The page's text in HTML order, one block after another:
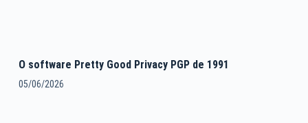
O software Pretty Good Privacy PGP de 1991
05/06/2026